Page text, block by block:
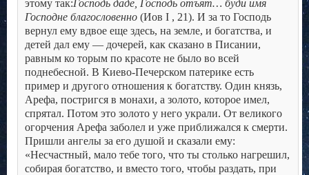
этому так:Господь даде, Господь отъят… буди имя
Господне благословенно (Иов I , 21). И за то Господь
вернул ему вдвое еще здесь, на земле, и богатства, и
детей дал ему — дочерей, как сказано в Писании,
равным ко торым по красоте не было во всей
поднебесной. В Киево-Печерском патерике есть
пример и другого отношения к богатству. Один князь,
Арефа, постригся в монахи, а золото, которое имел,
спрятал. Потом это золото у него украли. От великого
огорчения Арефа заболел и уже приближался к смерти.
Пришли ангелы за его душой и сказали ему:
«Несчастный, мало тебе того, что ты столько нагрешил,
собирая богатство, и вместо того, чтобы раздать, при